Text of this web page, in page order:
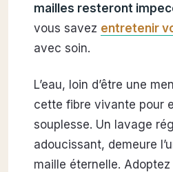
mailles resteront
vous savez entretenir
avec soin.
L’eau, loin d’être une
cette fibre vivante pour
souplesse. Un lavage
adoucissant, demeure
maille éternelle. Adoptez